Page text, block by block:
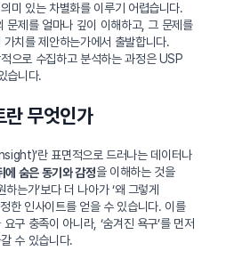
미 있는 차별화를 이루기 어렵습니다.
문제를 얼마나 깊이 이해하고, 그 문제를
치를 제안하는가에서 출발합니다.
으로 수집하고 분석하는 과정은 USP
습니다.
무엇인가
란 표면적으로 드러나는 데이터나
에 숨은 동기와 감정을 이해하는 것을
는가’보다 더 나아가 ‘왜 그렇게
한 인사이트를 얻을 수 있습니다. 이를
구 충족이 아니라, ‘숨겨진 욕구’를 먼저
수 있습니다.